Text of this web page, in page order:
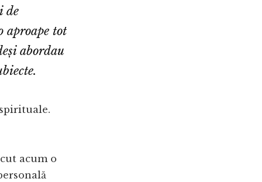
de
aproape tot
abordau
acum o